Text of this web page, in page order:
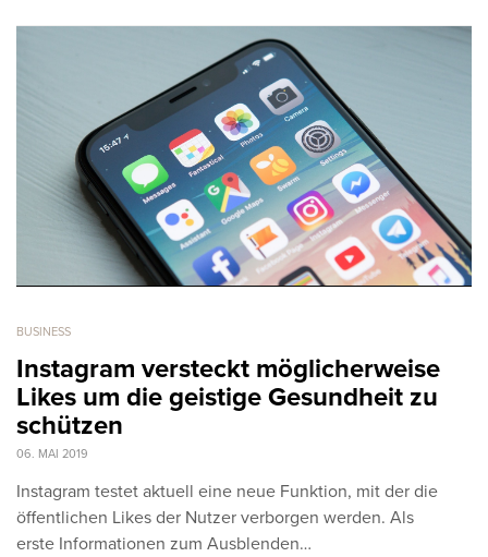
BUSINESS
Instagram versteckt möglicherweise
Likes um die geistige Gesundheit zu
schützen
06. MAI 2019
Instagram testet aktuell eine neue Funktion, mit der die
öffentlichen Likes der Nutzer verborgen werden. Als
erste Informationen zum Ausblenden…